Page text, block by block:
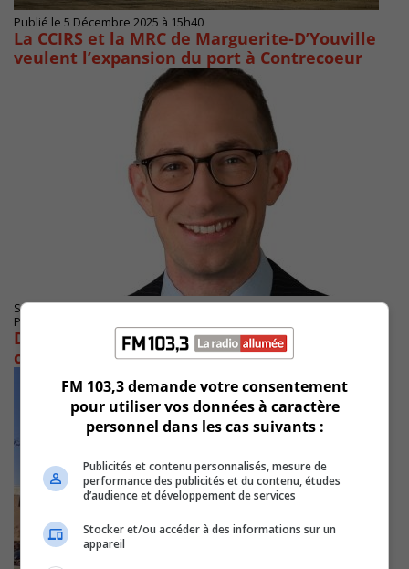
Publié le 5 Décembre 2025 à 15h40
La CCIRS et la MRC de Marguerite-D’Youville
veulent l’expansion du port à Contrecoeur
SAINT-LAMBERT
Publié le 10 octobre 2025 à 09h25
D’anciens élus appuient Loïc Blancquaert
comme maire
FM 103,3 demande votre consentement
pour utiliser vos données à caractère
personnel dans les cas suivants :
Publicités et contenu personnalisés, mesure de
performance des publicités et du contenu, études
d’audience et développement de services
Stocker et/ou accéder à des informations sur un
appareil